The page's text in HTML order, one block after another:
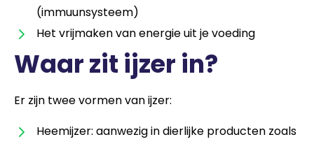
(immuunsysteem)
Het vrijmaken van energie uit je voeding
Waar zit ijzer in?
Er zijn twee vormen van ijzer:
Heemijzer: aanwezig in dierlijke producten zoals